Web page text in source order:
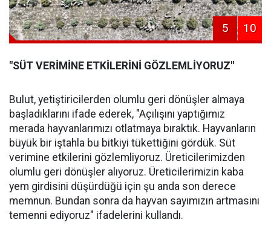
5 10
"SÜT VERİMİNE ETKİLERİNİ GÖZLEMLİYORUZ"
Bulut, yetiştiricilerden olumlu geri dönüşler almaya
başladıklarını ifade ederek, "Açılışını yaptığımız
merada hayvanlarımızı otlatmaya bıraktık. Hayvanların
büyük bir iştahla bu bitkiyi tükettiğini gördük. Süt
verimine etkilerini gözlemliyoruz. Üreticilerimizden
olumlu geri dönüşler alıyoruz. Üreticilerimizin kaba
yem girdisini düşürdüğü için şu anda son derece
memnun. Bundan sonra da hayvan sayımızın artmasını
temenni ediyoruz" ifadelerini kullandı.